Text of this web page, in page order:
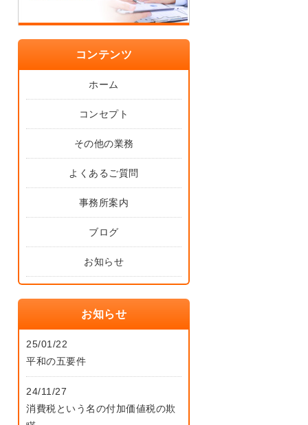
コンテンツ
ホーム
コンセプト
その他の業務
よくあるご質問
事務所案内
ブログ
お知らせ
お知らせ
25/01/22
平和の五要件
24/11/27
消費税という名の付加価値税の欺